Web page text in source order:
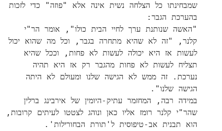
שמבחינתו כל הצלחה נשית אינה אלא "פוזה" כדי לזכות
בהערכת הגבר:
"האשה שנותנת ערך לחיי הבית כולו", אומר הר"י
קלנר, "זה לא שהיא מתחרה בגבר, וכל מה שהוא יכול
לעשות אז היא יכולה לעשות לא פחות, וככל שהיא
תצליח לעשות לא פחות מהגבר רק אז היא תהיה
נערכת. זה ממש לא הגישה שלנו ומעולם לא היתה
הגישה שלנו".
במידה רבה, המחזמר עתיק-היומין של אירבינג ברלין
שהר"י קלנר רומז אליו כאן ונוהג לצטטו לעיתים קרובות,
הוא תבנית אב-טיפוסית ל'תורת הבחורילות'.